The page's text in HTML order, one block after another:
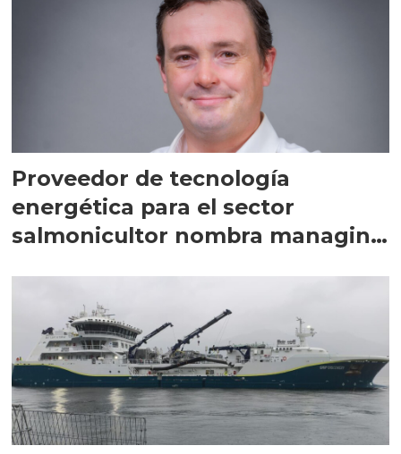
Proveedor de tecnología
energética para el sector
salmonicultor nombra managing